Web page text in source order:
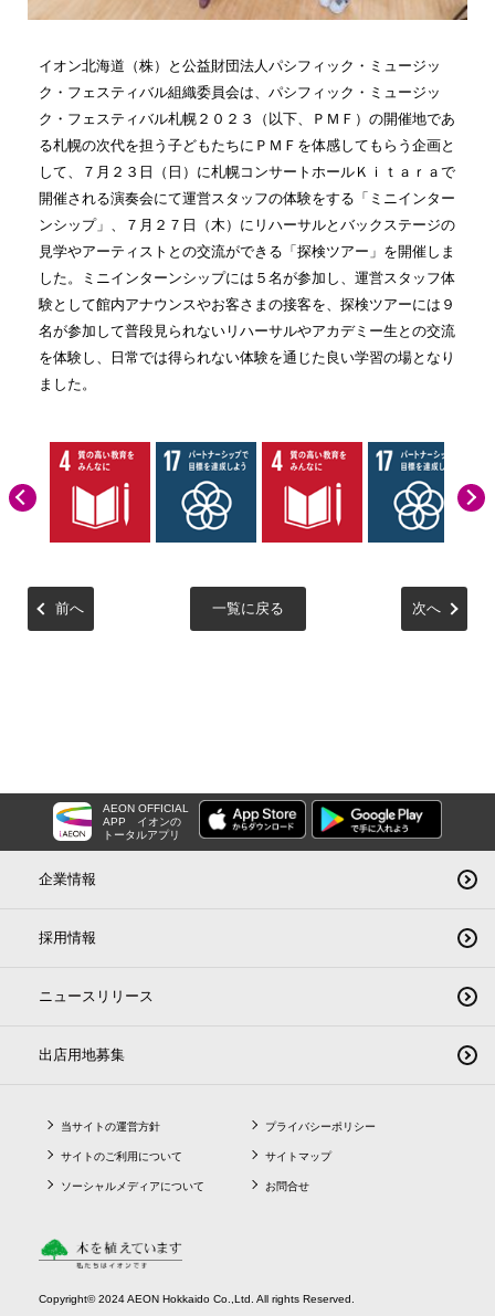
イオン北海道（株）と公益財団法人パシフィック・ミュージッ
ク・フェスティバル組織委員会は、パシフィック・ミュージッ
ク・フェスティバル札幌２０２３（以下、ＰＭＦ）の開催地であ
る札幌の次代を担う子どもたちにＰＭＦを体感してもらう企画と
して、７月２３日（日）に札幌コンサートホールＫｉｔａｒａで
開催される演奏会にて運営スタッフの体験をする「ミニインター
ンシップ」、７月２７日（木）にリハーサルとバックステージの
見学やアーティストとの交流ができる「探検ツアー」を開催しま
した。ミニインターンシップには５名が参加し、運営スタッフ体
験として館内アナウンスやお客さまの接客を、探検ツアーには９
名が参加して普段見られないリハーサルやアカデミー生との交流
を体験し、日常では得られない体験を通じた良い学習の場となり
ました。
前へ 一覧に戻る 次へ
AEON OFFICIAL
APP
イオンの
トータルアプリ
企業情報
採用情報
ニュースリリース
出店用地募集
当サイトの運営方針
サイトのご利用について
ソーシャルメディアについて
プライバシーポリシー
サイトマップ
お問合せ
Copyright© 2024 AEON Hokkaido Co.,Ltd. All rights Reserved.